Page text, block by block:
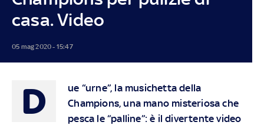
casa. Video
05 mag 2020 - 15:47
D
ue “urne”, la musichetta della
Champions, una mano misteriosa che
pesca le “palline”: è il divertente video